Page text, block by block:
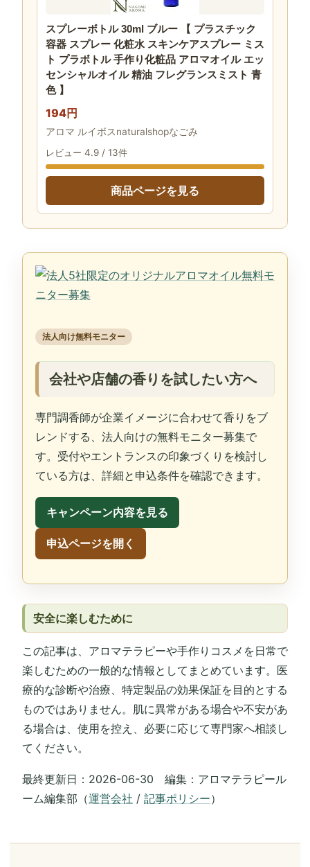
スプレーボトル 30ml ブルー 【 プラスチック
容器 スプレー 化粧水 スキンケアスプレー ミス
ト プラボトル 手作り化粧品 アロマオイル エッ
センシャルオイル 精油 フレグランスミスト 青
色 】
194円
アロマ ルイボスnaturalshopなごみ
レビュー 4.9 / 13件
商品ページを見る
法人向け無料モニター
会社や店舗の香りを試したい方へ
専門調香師が企業イメージに合わせて香りをブ
レンドする、法人向けの無料モニター募集で
す。受付やエントランスの印象づくりを検討し
ている方は、詳細と申込条件を確認できます。
キャンペーン内容を見る
申込ページを開く
安全に楽しむために
この記事は、アロマテラピーや手作りコスメを日常で
楽しむための一般的な情報としてまとめています。医
療的な診断や治療、特定製品の効果保証を目的とする
ものではありません。肌に異常がある場合や不安があ
る場合は、使用を控え、必要に応じて専門家へ相談し
てください。
最終更新日：2026-06-30 編集：アロマテラピール
ーム編集部（運営会社 / 記事ポリシー）